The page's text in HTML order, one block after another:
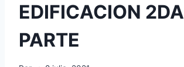
EDIFICACION 2DA
PARTE